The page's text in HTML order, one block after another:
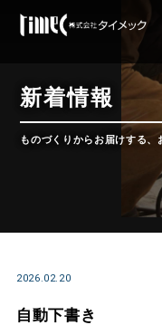
新着情報
ものづくりからお届けする、
2026.02.20
自動下書き